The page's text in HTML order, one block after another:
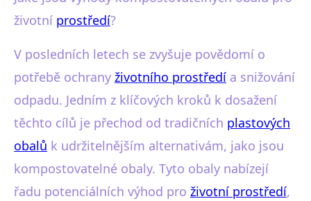
chrání životní prostředí?
životní prostředí?
V posledních letech se zvyšuje povědomí o
potřebě ochrany životního prostředí a snižování
odpadu. Jedním z klíčových kroků k dosažení
těchto cílů je přechod od tradičních plastových
obalů k udržitelnějším alternativám, jako jsou
kompostovatelné obaly. Tyto obaly nabízejí
řadu potenciálních výhod pro životní prostředí,